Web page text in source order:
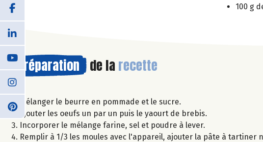
100 g
Préparation de la recette
Mélanger le beurre en pommade et le sucre.
Ajouter les oeufs un par un puis le yaourt de brebis.
Incorporer le mélange farine, sel et poudre à lever.
Remplir à 1/3 les moules avec l'appareil, ajouter la pâte à